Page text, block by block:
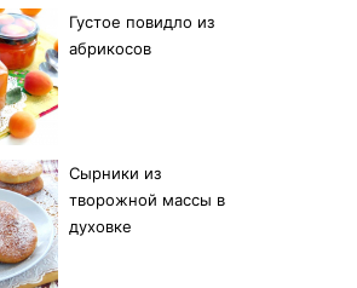
Густое повидло из
абрикосов
Сырники из
творожной массы в
духовке